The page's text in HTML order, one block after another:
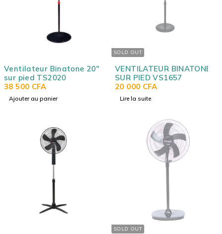
Ventilateur Binatone 20"
sur pied TS2020
38 500 CFA
Ajouter au panier
SOLD OUT
VENTILATEUR BINATONE
SUR PIED VS1657
20 000 CFA
Lire la suite
SOLD OUT